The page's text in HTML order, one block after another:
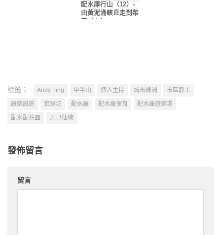
配水庫行山（12）-
由黃泥涌峽直走到柴
灣（上）
標籤： Andy Ting 中半山 個人主持 城市綠洲
市區靜土
康樂設施
箕璉坊 配水庫 配水庫保育
配水庫遊樂場
配水配花園
馬己仙峽
發佈留言
留言